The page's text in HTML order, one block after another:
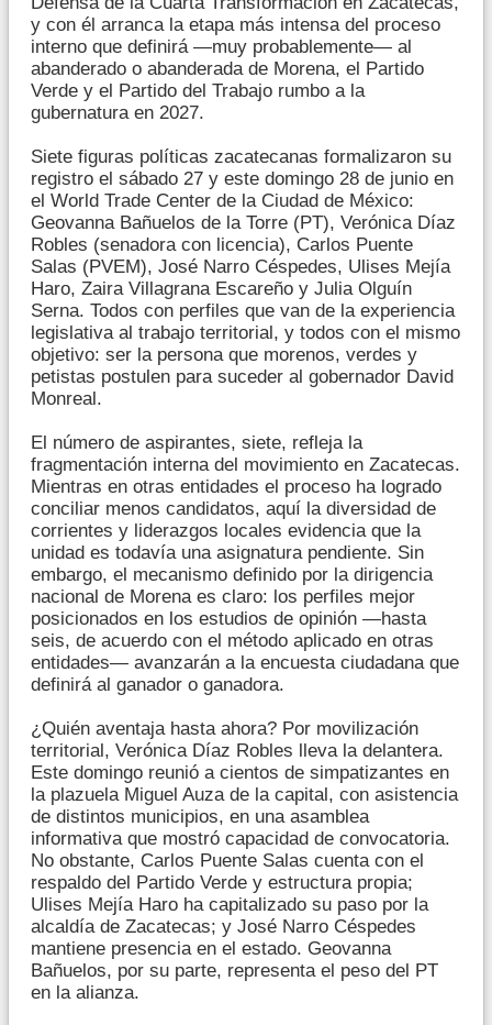
y con él arranca la etapa más intensa del proceso
interno que definirá —muy probablemente— al
abanderado o abanderada de Morena, el Partido
Verde y el Partido del Trabajo rumbo a la
gubernatura en 2027.
Siete figuras políticas zacatecanas formalizaron su
registro el sábado 27 y este domingo 28 de junio en
el World Trade Center de la Ciudad de México:
Geovanna Bañuelos de la Torre (PT), Verónica Díaz
Robles (senadora con licencia), Carlos Puente
Salas (PVEM), José Narro Céspedes, Ulises Mejía
Haro, Zaira Villagrana Escareño y Julia Olguín
Serna. Todos con perfiles que van de la experiencia
legislativa al trabajo territorial, y todos con el mismo
objetivo: ser la persona que morenos, verdes y
petistas postulen para suceder al gobernador David
Monreal.
El número de aspirantes, siete, refleja la
fragmentación interna del movimiento en Zacatecas.
Mientras en otras entidades el proceso ha logrado
conciliar menos candidatos, aquí la diversidad de
corrientes y liderazgos locales evidencia que la
unidad es todavía una asignatura pendiente. Sin
embargo, el mecanismo definido por la dirigencia
nacional de Morena es claro: los perfiles mejor
posicionados en los estudios de opinión —hasta
seis, de acuerdo con el método aplicado en otras
entidades— avanzarán a la encuesta ciudadana que
definirá al ganador o ganadora.
¿Quién aventaja hasta ahora? Por movilización
territorial, Verónica Díaz Robles lleva la delantera.
Este domingo reunió a cientos de simpatizantes en
la plazuela Miguel Auza de la capital, con asistencia
de distintos municipios, en una asamblea
informativa que mostró capacidad de convocatoria.
No obstante, Carlos Puente Salas cuenta con el
respaldo del Partido Verde y estructura propia;
Ulises Mejía Haro ha capitalizado su paso por la
alcaldía de Zacatecas; y José Narro Céspedes
mantiene presencia en el estado. Geovanna
Bañuelos, por su parte, representa el peso del PT
en la alianza.